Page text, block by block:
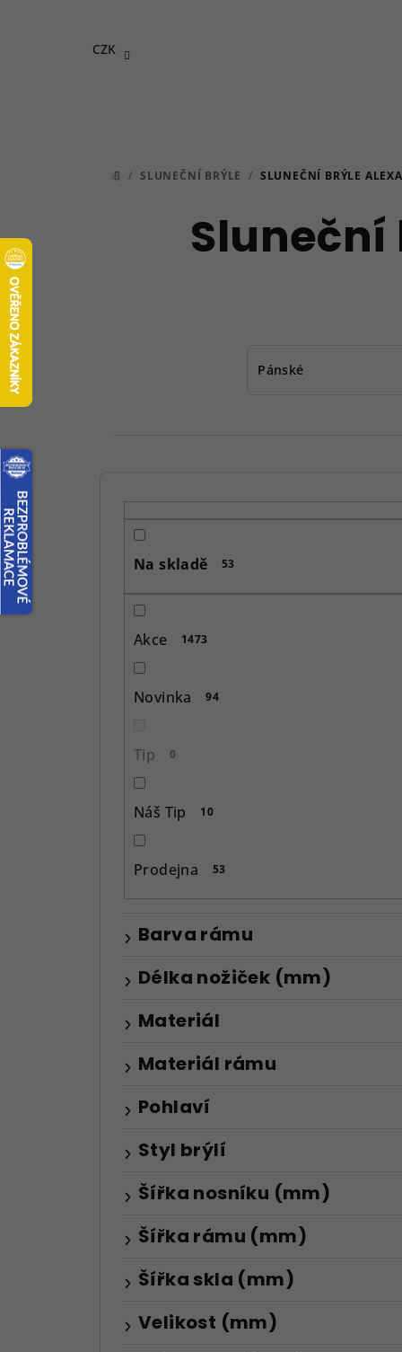
CZK
DOMŮ
/ SLUNEČNÍ BRÝLE / SLUNEČNÍ BRÝLE
Sluneční
Pánské
Na skladě 53
Akce 1473
Novinka 94
Tip 0
Náš Tip 10
Prodejna 53
Barva rámu
Délka nožiček (mm)
Materiál
Materiál rámu
Pohlaví
Styl brýlí
Šířka nosníku (mm)
Šířka rámu (mm)
Šířka skla (mm)
Velikost (mm)